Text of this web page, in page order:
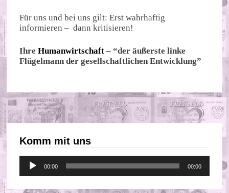
Für uns und bei uns gilt: Erst wahrhaftig
informieren – dann kritisieren!
IhreHumanwirtschaft – “der äußerste linke
Flügelmann der gesellschaftlichen Entwicklung”
Komm mit uns
Audio-
Player
00:00 00:00